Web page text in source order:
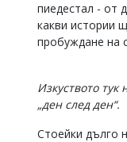
откриете
обиден
сигнализирайте
пиедестал - от
какви истории
пробуждане на
Изкуството
„ден след ден“.
Стоейки дълго